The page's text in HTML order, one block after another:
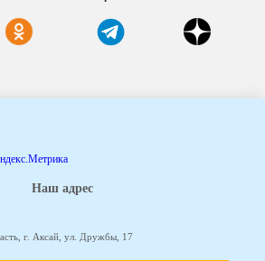
Наш адрес
г. Аксай, ул. Дружбы, 17